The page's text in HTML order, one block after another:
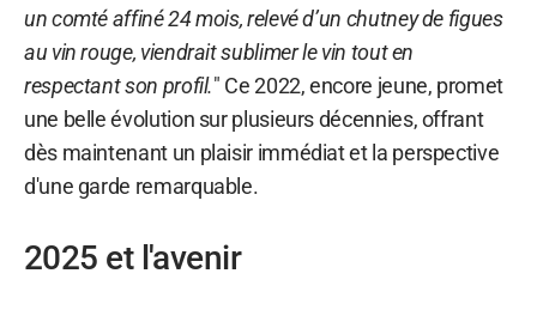
un comté affiné 24 mois, relevé d’un chutney de figues
au vin rouge, viendrait sublimer le vin tout en
respectant son profil." Ce 2022, encore jeune, promet
une belle évolution sur plusieurs décennies, offrant
dès maintenant un plaisir immédiat et la perspective
d'une garde remarquable.
2025 et l'avenir